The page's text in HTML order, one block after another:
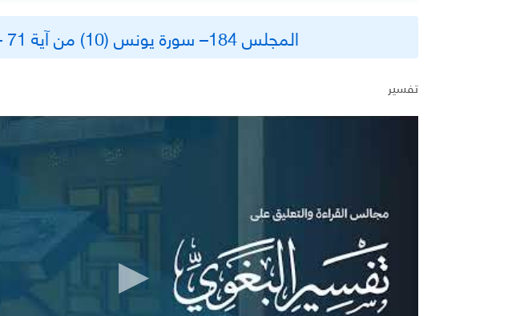
المجلس 184– سورة يونس (10) من آية 71 – 83
تفسير